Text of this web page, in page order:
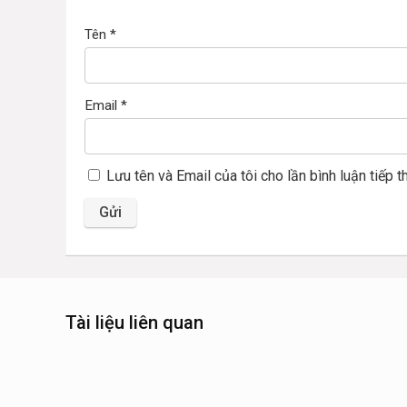
Tên *
Email *
Lưu tên và Email của tôi cho lần bình luận tiếp
Tài liệu liên quan